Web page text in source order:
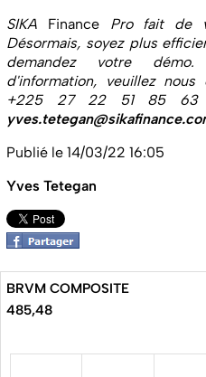
SIKA FinancePro fait de
Désormais, soyez plus
demandez votre
d'information, veuillez
+225 27 22 51 85 63
Publié le 14/03/22 16:05
Yves Tetegan
BRVM COMPOSITE
485,48